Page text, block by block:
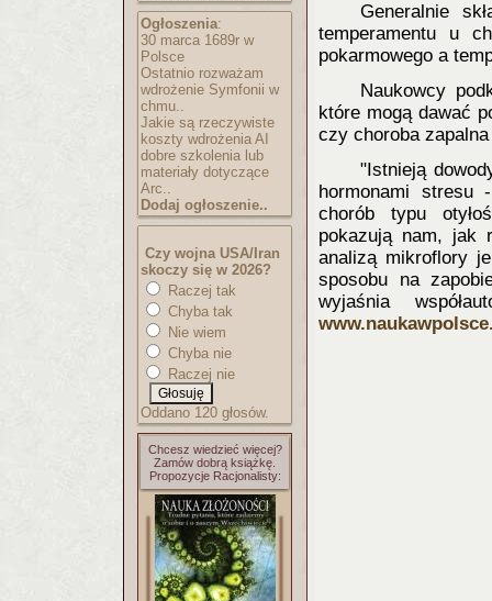
Ogłoszenia:
30 marca 1689r w
Polsce
Ostatnio rozważam
wdrożenie Symfonii w
chmu..
Jakie są rzeczywiste
koszty wdrożenia AI
dobre szkolenia lub
materiały dotyczące
Arc..
Dodaj ogłoszenie..
Czy wojna USA/Iran
skoczy się w 2026?
Raczej tak
Chyba tak
Nie wiem
Chyba nie
Raczej nie
Oddano 120 głosów.
Chcesz wiedzieć więcej?
Zamów dobrą książkę.
Propozycje Racjonalisty:
Generalnie
temperamentu u
pokarmowego a
Naukowcy
które mogą dawać
czy choroba
"Istnieją
hormonami stresu
chorób typu
pokazują nam, jak
analizą mikroflory
sposobu na
wyjaśnia